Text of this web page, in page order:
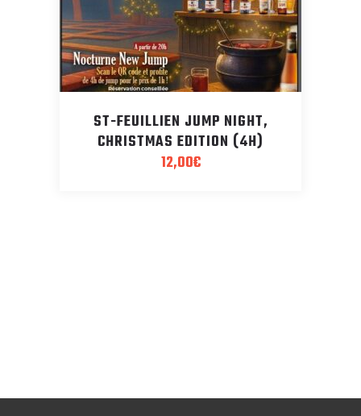
ST-FEUILLIEN JUMP NIGHT,
CHRISTMAS EDITION (4H)
12,00€